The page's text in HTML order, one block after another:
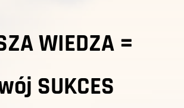
WIEDZA =
SUKCES